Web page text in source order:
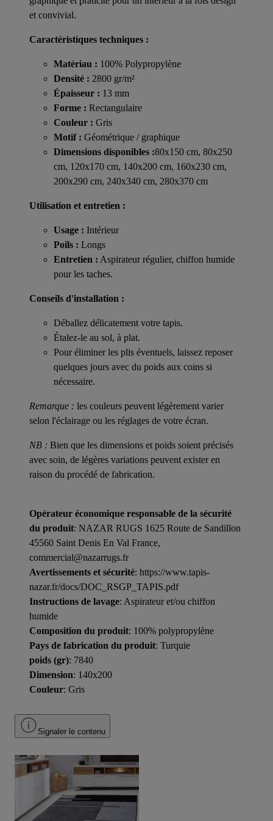
et convivial.
Caractéristiques techniques :
Matériau : 100% Polypropylène
Densité : 2800 gr/m²
Épaisseur : 13 mm
Forme : Rectangulaire
Couleur : Gris
Motif : Géométrique / graphique
Dimensions disponibles :80x150 cm, 80x250
cm, 120x170 cm, 140x200 cm, 160x230 cm,
200x290 cm, 240x340 cm, 280x370 cm
Utilisation et entretien :
Usage : Intérieur
Poils : Longs
Entretien : Aspirateur régulier, chiffon humide
pour les taches.
Conseils d'installation :
Déballez délicatement votre tapis.
Étalez-le au sol, à plat.
Pour éliminer les plis éventuels, laissez reposer
quelques jours avec du poids aux coins si
nécessaire.
Remarque : les couleurs peuvent légèrement varier
selon l'éclairage ou les réglages de votre écran.
NB : Bien que les dimensions et poids soient précisés
avec soin, de légères variations peuvent exister en
raison du procédé de fabrication.
Opérateur économique responsable de la sécurité
du produit: NAZAR RUGS 1625 Route de Sandillon
45560 Saint Denis En Val France,
commercial@nazarrugs.fr
Avertissements et sécurité: https://www.tapis-
nazar.fr/docs/DOC_RSGP_TAPIS.pdf
Instructions de lavage: Aspirateur et/ou chiffon
humide
Composition du produit: 100% polypropylène
Pays de fabrication du produit: Turquie
poids (gr): 7840
Dimension: 140x200
Couleur: Gris
Signaler le contenu